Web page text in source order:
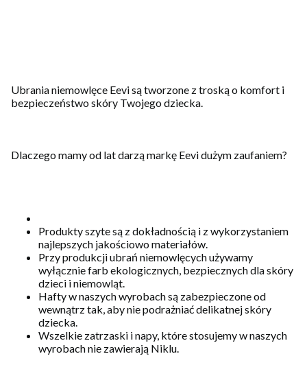
Ubrania niemowlęce Eevi są tworzone z troską o komfort i
bezpieczeństwo skóry Twojego dziecka.
Dlaczego mamy od lat darzą markę Eevi dużym zaufaniem?
Produkty szyte są z dokładnością i z wykorzystaniem
najlepszych jakościowo materiałów.
Przy produkcji ubrań niemowlęcych używamy
wyłącznie farb ekologicznych, bezpiecznych dla skóry
dzieci i niemowląt.
Hafty w naszych wyrobach są zabezpieczone od
wewnątrz tak, aby nie podrażniać delikatnej skóry
dziecka.
Wszelkie zatrzaski i napy, które stosujemy w naszych
wyrobach nie zawierają Niklu.